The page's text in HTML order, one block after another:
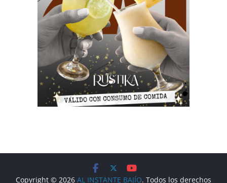
Copyright © 2026 AL INSTANTE BAJÍO. Todos los derechos